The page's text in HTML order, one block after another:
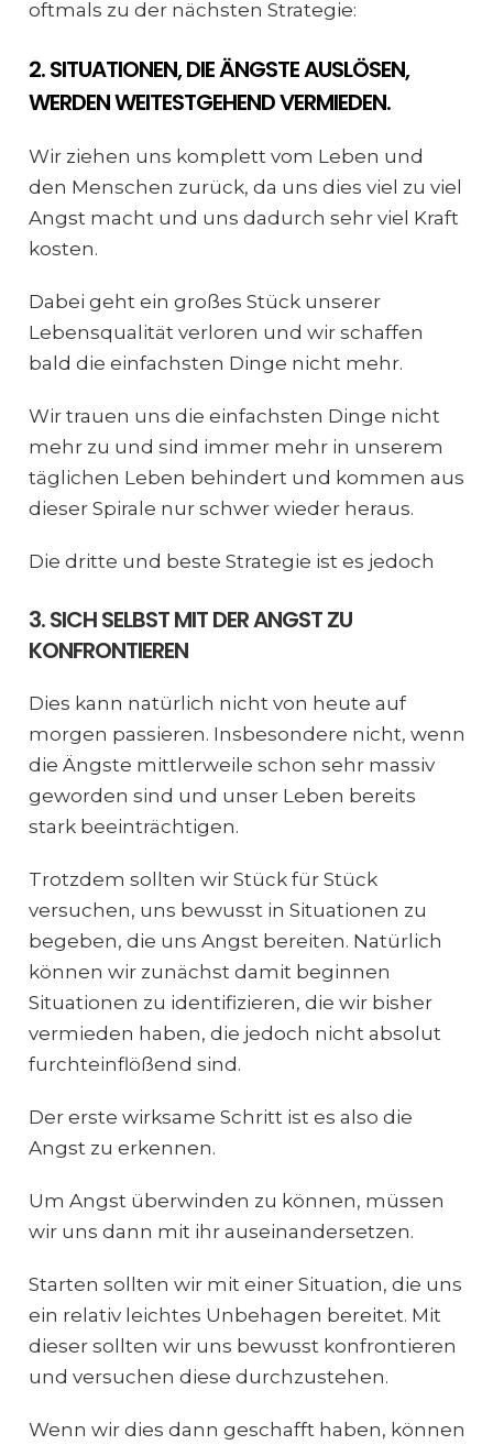
oftmals zu der nächsten Strategie:
2. SITUATIONEN, DIE ÄNGSTE AUSLÖSEN,
WERDEN WEITESTGEHEND VERMIEDEN.
Wir ziehen uns komplett vom Leben und
den Menschen zurück, da uns dies viel zu viel
Angst macht und uns dadurch sehr viel Kraft
kosten.
Dabei geht ein großes Stück unserer
Lebensqualität verloren und wir schaffen
bald die einfachsten Dinge nicht mehr.
Wir trauen uns die einfachsten Dinge nicht
mehr zu und sind immer mehr in unserem
täglichen Leben behindert und kommen aus
dieser Spirale nur schwer wieder heraus.
Die dritte und beste Strategie ist es jedoch
3. SICH SELBST MIT DER ANGST ZU
KONFRONTIEREN
Dies kann natürlich nicht von heute auf
morgen passieren. Insbesondere nicht, wenn
die Ängste mittlerweile schon sehr massiv
geworden sind und unser Leben bereits
stark beeinträchtigen.
Trotzdem sollten wir Stück für Stück
versuchen, uns bewusst in Situationen zu
begeben, die uns Angst bereiten. Natürlich
können wir zunächst damit beginnen
Situationen zu identifizieren, die wir bisher
vermieden haben, die jedoch nicht absolut
furchteinflößend sind.
Der erste wirksame Schritt ist es also die
Angst zu erkennen.
Um Angst überwinden zu können, müssen
wir uns dann mit ihr auseinandersetzen.
Starten sollten wir mit einer Situation, die uns
ein relativ leichtes Unbehagen bereitet. Mit
dieser sollten wir uns bewusst konfrontieren
und versuchen diese durchzustehen.
Wenn wir dies dann geschafft haben, können